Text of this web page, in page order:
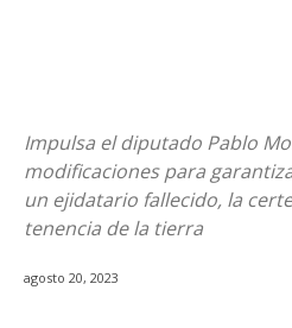
Impulsa el diputado Pablo
modificaciones para
un ejidatario fallecido, la
tenencia de la tierra
agosto 20, 2023